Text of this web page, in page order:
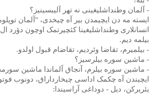
- آلمان وطنداشلیغینی نه تهر آلیبسینیز؟
ایسته مه دن ایچیمدن بیر آه چیخدی، "آلمان
انسانلاری وطنداشلیغینا کئچیرتمک اوچون دؤرد
بیلمه دیم.
- بیلمیرم، تقاضا وئردیم، تقاضام قبول اولدو.
- ماشین سوره بیلرسیز؟
- ماشین سوره بیلرم، آنجاق آلماندا ماشین
ایچیندن آه چکمک اداسی چیخارداراق، دونوب
یئریرکن، دیل - دوداغی آراسیندا: